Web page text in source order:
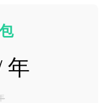
年